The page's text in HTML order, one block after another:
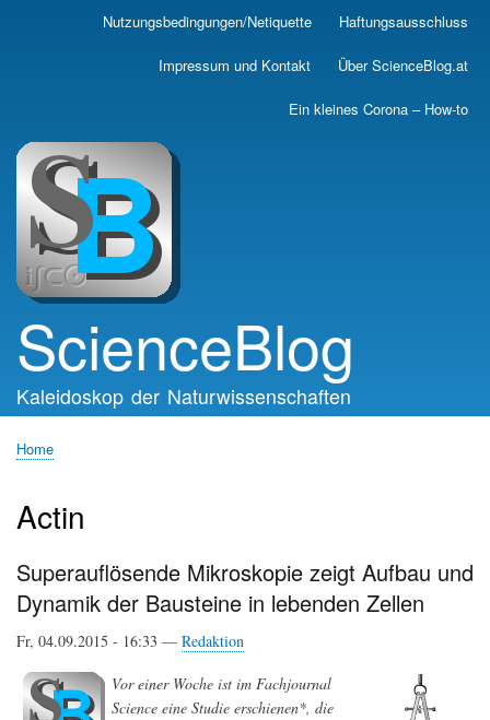
Skip
main
Nutzungsbedingungen/Netiquette Haftungsausschluss
Impressum und Kontakt Über ScienceBlog.at
Ein kleines Corona – How-to
ScienceBlog
Kaleidoskop der Naturwissenschaften
Home
Actin
Superauflösende Mikroskopie zeigt Aufbau und
Dynamik der Bausteine in lebenden Zellen
Fr, 04.09.2015 - 16:33 — Redaktion
Vor einer Woche ist im Fachjournal
Science eine Studie erschienen*, die